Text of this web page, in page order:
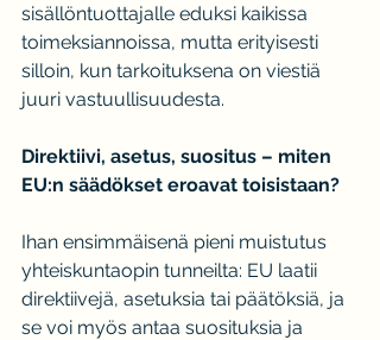
sisällöntuottajalle eduksi kaikissa
toimeksiannoissa, mutta erityisesti
silloin, kun tarkoituksena on viestiä
juuri vastuullisuudesta.
Direktiivi, asetus, suositus – miten
EU:n säädökset eroavat toisistaan?
Ihan ensimmäisenä pieni muistutus
yhteiskuntaopin tunneilta: EU laatii
direktiivejä, asetuksia tai päätöksiä, ja
se voi myös antaa suosituksia ja